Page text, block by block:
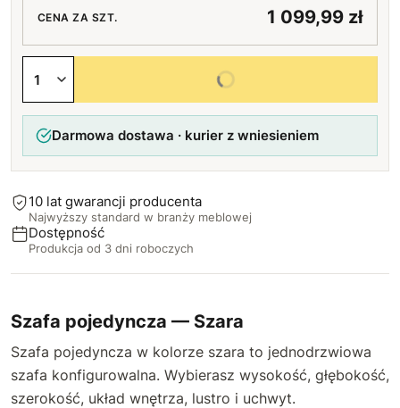
Bez nadstawki
Z nadstawką (399 zł)
CENA ZA SZT. 1 099,99 zł
Wybierz wszystkie opcje
Darmowa dostawa · kurier z wniesieniem
10 lat gwarancji producenta
Najwyższy standard w branży meblowej
Dostępność
Produkcja od 3 dni roboczych
Szafa pojedyncza — Szara
Szafa pojedyncza w kolorze szara to jednodrzwiowa
szafa konfigurowalna. Wybierasz wysokość, głębokość,
szerokość, układ wnętrza, lustro i uchwyt.